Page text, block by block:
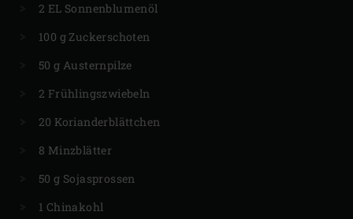
2 EL Sonnenblumenöl
100 g Zuckerschoten
50 g Austernpilze
2 Frühlingszwiebeln
20 Korianderblättchen
8 Minzblätter
50 g Sojasprossen
1 Chinakohl